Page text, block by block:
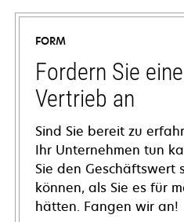
FORM
Fordern Sie
Vertrieb an
Sind Sie bereit zu
Ihr Unternehmen tun
Sie den Geschäftswert
können, als Sie es für
hätten. Fangen wir an!